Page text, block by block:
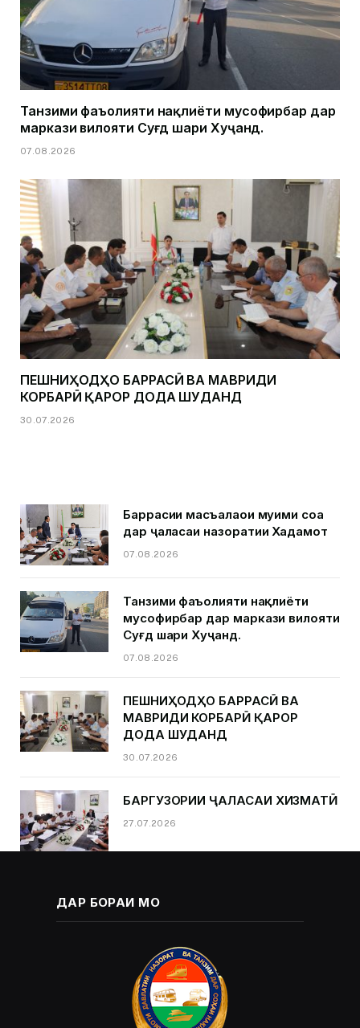
Танзими фаъолияти нақлиёти мусофирбар дар
маркази вилояти Суғд шаҳри Хуҷанд.
07.08.2026
ПЕШНИҲОДҲО БАРРАСӢ ВА МАВРИДИ
КОРБАРӢ ҚАРОР ДОДА ШУДАНД
30.07.2026
Баррасии масъалаҳои муҳими соҳа
дар ҷаласаи назоратии Хадамот
07.08.2026
Танзими фаъолияти нақлиёти
мусофирбар дар маркази вилояти
Суғд шаҳри Хуҷанд.
07.08.2026
ПЕШНИҲОДҲО БАРРАСӢ ВА
МАВРИДИ КОРБАРӢ ҚАРОР
ДОДА ШУДАНД
30.07.2026
БАРГУЗОРИИ ҶАЛАСАИ ХИЗМАТӢ
27.07.2026
ДАР БОРАИ МО